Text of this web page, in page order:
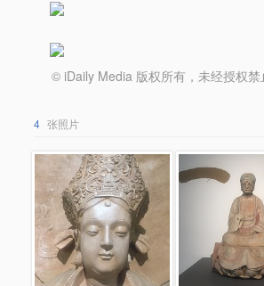
© iDaily Media 版权所有，未经授权禁
4 张照片